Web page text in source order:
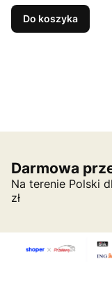
Do koszyka
Darmowa
Na terenie Polski
zł